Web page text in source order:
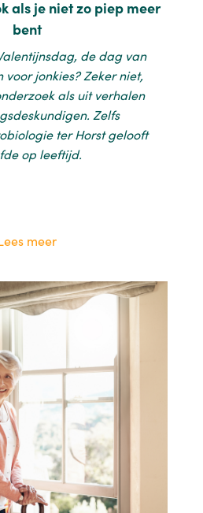
als je niet zo piep meer
bent
de dag van
voor jonkies? Zeker niet,
als uit verhalen
Zelfs
ter Horst gelooft
op leeftijd.
meer